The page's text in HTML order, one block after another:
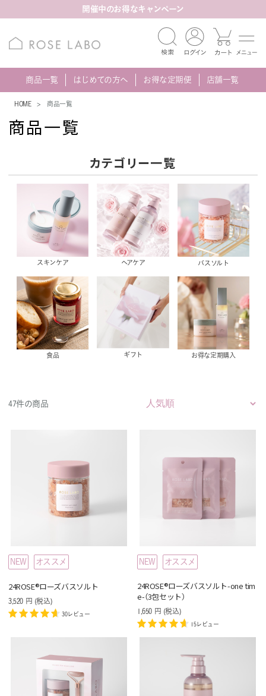
開催中のお得なキャンペーン
商品一覧 はじめての方へ お得な定期便 店舗一覧
HOME 商品一覧
商品一覧
カテゴリー一覧
スキンケア ヘアケア バスソルト
食品 ギフト お得な定期購入
47件の商品
NEW オススメ
24ROSE®ローズバスソルト
3,520 円 (税込)
30レビュー
NEW オススメ
24ROSE®ローズバスソルト-one tim
e-（3包セット）
1,650 円 (税込)
15レビュー